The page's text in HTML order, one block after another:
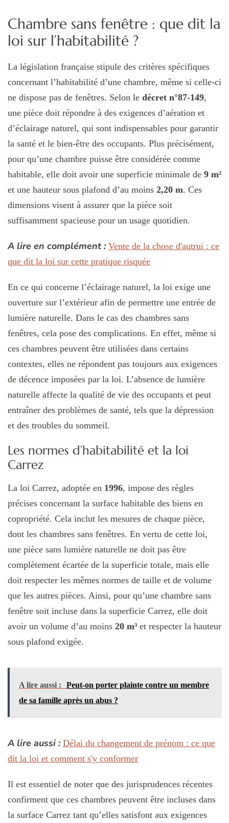
Chambre sans fenêtre : que dit la
loi sur l’habitabilité ?
La législation française stipule des critères spécifiques
concernant l’habitabilité d’une chambre, même si celle-ci
ne dispose pas de fenêtres. Selon le décret n°87-149,
une pièce doit répondre à des exigences d’aération et
d’éclairage naturel, qui sont indispensables pour garantir
la santé et le bien-être des occupants. Plus précisément,
pour qu’une chambre puisse être considérée comme
habitable, elle doit avoir une superficie minimale de 9 m²
et une hauteur sous plafond d’au moins 2,20 m. Ces
dimensions visent à assurer que la pièce soit
suffisamment spacieuse pour un usage quotidien.
A lire en complément : Vente de la chose d'autrui : ce
que dit la loi sur cette pratique risquée
En ce qui concerne l’éclairage naturel, la loi exige une
ouverture sur l’extérieur afin de permettre une entrée de
lumière naturelle. Dans le cas des chambres sans
fenêtres, cela pose des complications. En effet, même si
ces chambres peuvent être utilisées dans certains
contextes, elles ne répondent pas toujours aux exigences
de décence imposées par la loi. L’absence de lumière
naturelle affecte la qualité de vie des occupants et peut
entraîner des problèmes de santé, tels que la dépression
et des troubles du sommeil.
Les normes d’habitabilité et la loi
Carrez
La loi Carrez, adoptée en 1996, impose des règles
précises concernant la surface habitable des biens en
copropriété. Cela inclut les mesures de chaque pièce,
dont les chambres sans fenêtres. En vertu de cette loi,
une pièce sans lumière naturelle ne doit pas être
complètement écartée de la superficie totale, mais elle
doit respecter les mêmes normes de taille et de volume
que les autres pièces. Ainsi, pour qu’une chambre sans
fenêtre soit incluse dans la superficie Carrez, elle doit
avoir un volume d’au moins 20 m³ et respecter la hauteur
sous plafond exigée.
A lire aussi :
Peut-on porter plainte contre un membre
de sa famille après un abus ?
A lire aussi : Délai du changement de prénom : ce que
dit la loi et comment s'y conformer
Il est essentiel de noter que des jurisprudences récentes
confirment que ces chambres peuvent être incluses dans
la surface Carrez tant qu’elles satisfont aux exigences